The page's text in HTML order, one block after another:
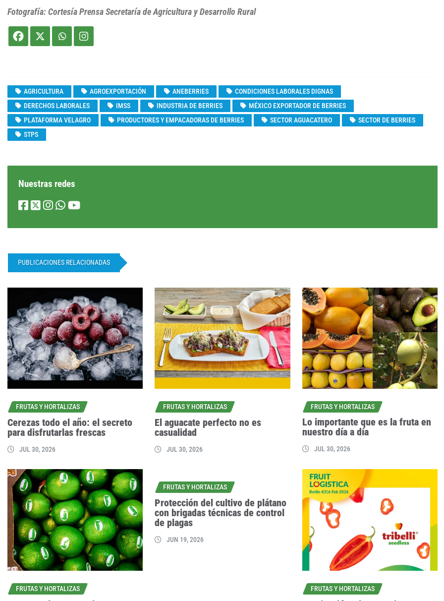
Fotografía: Cortesía Prensa Secretaría de Agricultura y Desarrollo Rural
AGRICULTURA AGROEXPORTACIÓN ANEBERRIES
CONDICIONES LABORALES DIGNAS
DERECHOS LABORALES
IMSS INDUSTRIA DE BERRIES
MÉXICO EXPORTADOR DE BERRIES
PLATAFORMA VELAGRO
PRODUCTORES Y EMPACADORAS DE BERRIES SECTOR AGUACATERO
SECTOR DE BERRIES
STPS
Nuestras redes
PUBLICACIONES RELACIONADAS
FRUTAS Y HORTALIZAS
Cerezas todo el año: el secreto
para disfrutarlas frescas
JUL 30, 2026
FRUTAS Y HORTALIZAS
El aguacate perfecto no es
casualidad
JUL 30, 2026
FRUTAS Y HORTALIZAS
Lo importante que es la fruta en
nuestro día a día
JUL 30, 2026
FRUTAS Y HORTALIZAS
FRUTAS Y HORTALIZAS
Protección del cultivo de plátano
con brigadas técnicas de control
de plagas
JUN 19, 2026
FRUTAS Y HORTALIZAS